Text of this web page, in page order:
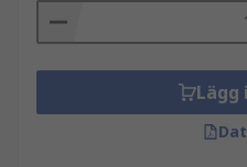
Lägg